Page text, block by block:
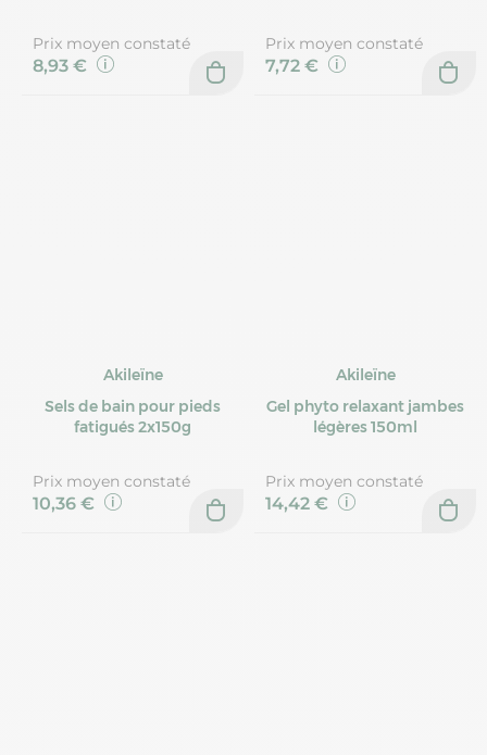
Prix moyen constaté
8,93 €
Prix moyen constaté
7,72 €
Akileïne
Sels de bain pour pieds
fatigués 2x150g
Prix moyen constaté
10,36 €
Akileïne
Gel phyto relaxant jambes
légères 150ml
Prix moyen constaté
14,42 €